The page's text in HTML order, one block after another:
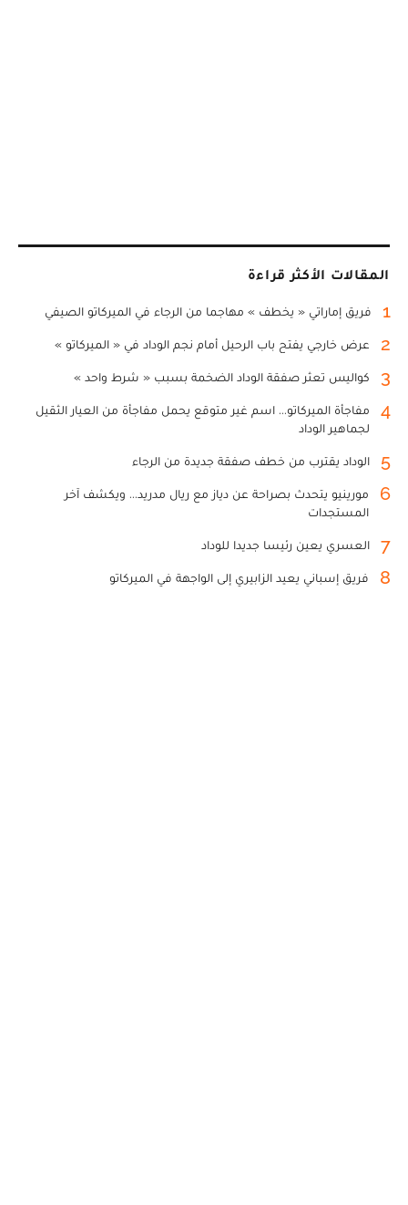
المقالات الأكثر قراءة
1 فريق إماراتي « يخطف » مهاجما من الرجاء في الميركاتو الصيفي
2 عرض خارجي يفتح باب الرحيل أمام نجم الوداد في « الميركاتو »
3 كواليس تعثر صفقة الوداد الضخمة بسبب « شرط واحد »
4
مفاجأة الميركاتو... اسم غير متوقع يحمل مفاجأة من العيار الثقيل
لجماهير الوداد
5 الوداد يقترب من خطف صفقة جديدة من الرجاء
6
مورينيو يتحدث بصراحة عن دياز مع ريال مدريد... ويكشف آخر
المستجدات
7 العسري يعين رئيسا جديدا للوداد
8 فريق إسباني يعيد الزابيري إلى الواجهة في الميركاتو